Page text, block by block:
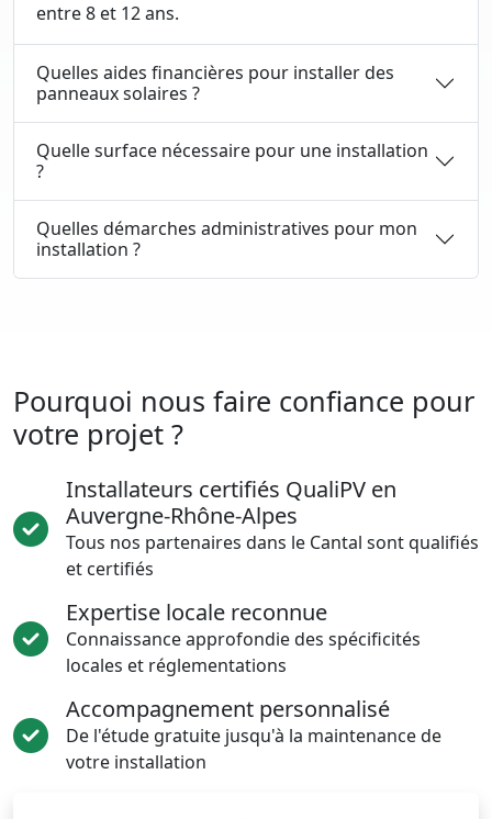
entre 8 et 12 ans.
Quelles aides financières pour installer des
panneaux solaires ?
Quelle surface nécessaire pour une installation
?
Quelles démarches administratives pour mon
installation ?
Pourquoi nous faire confiance pour
votre projet ?
Installateurs certifiés QualiPV en
Auvergne-Rhône-Alpes
Tous nos partenaires dans le Cantal sont qualifiés
et certifiés
Expertise locale reconnue
Connaissance approfondie des spécificités
locales et réglementations
Accompagnement personnalisé
De l'étude gratuite jusqu'à la maintenance de
votre installation